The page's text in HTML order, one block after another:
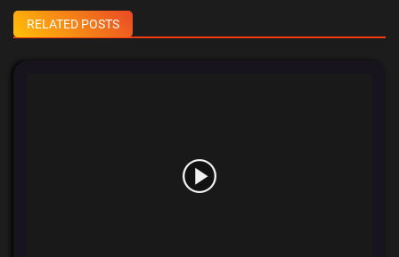
RELATED POSTS